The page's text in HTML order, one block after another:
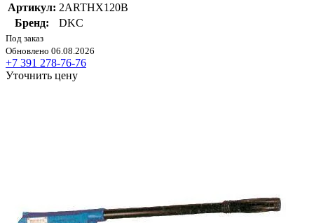
Артикул: 2ARTHX120B
Бренд:
DKC
Под заказ
Обновлено 06.08.2026
+7 391 278-76-76
Уточнить цену